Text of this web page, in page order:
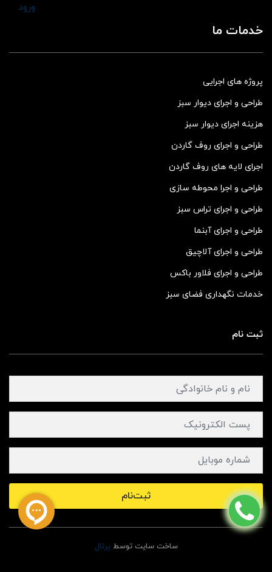
ورود
خدمات ما
پروژه های اجرایی
طراحی و اجرای دیوار سبز
هزینه اجرای دیوار سبز
طراحی و اجرای روف گاردن
اجرای لایه های روف گاردن
طراحی و اجرا محوطه سازی
طراحی و اجرای تراس سبز
طراحی و اجرای آبنما
طراحی و اجرای آلاچیق
طراحی و اجرای فلاور باکس
خدمات نگهداری فضای سبز
ثبت نام
ثبت‌نام
ساخت سایت توسطپرتال